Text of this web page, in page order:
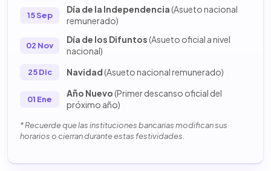
15 Sep
Día de la Independencia(Asueto nacional
remunerado)
02 Nov
Día de los Difuntos(Asueto oficial a nivel
nacional)
25 Dic Navidad(Asueto nacional remunerado)
01 Ene
Año Nuevo(Primer descanso oficial del
próximo año)
* Recuerde que las instituciones bancarias modifican sus
horarios o cierran durante estas festividades.